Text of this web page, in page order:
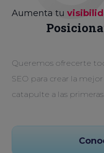
Aumenta tu
Queremos ofrecerte
SEO para crear la
catapulte a las